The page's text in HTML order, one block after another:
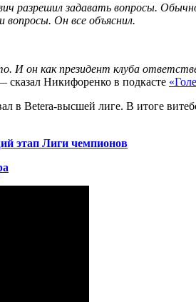
разрешил задавать вопросы.
вопросы. Он все объяснил.
он как президент клуба
сказал Никифоренко в подкасте
в Betera-высшей лиге. В итоге
этап Лиги чемпионов